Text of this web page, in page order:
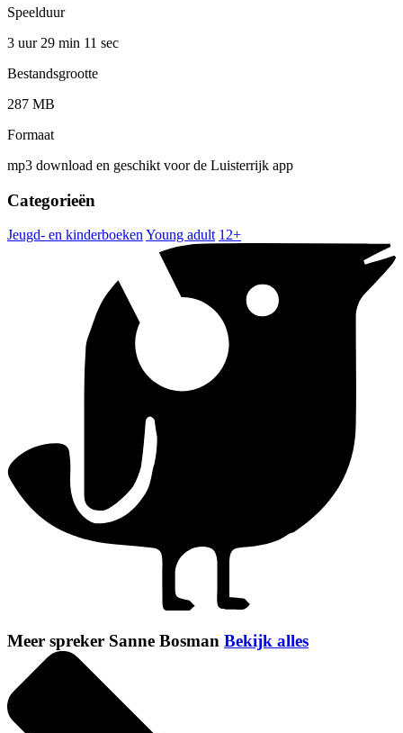
Speelduur
3 uur 29 min 11 sec
Bestandsgrootte
287 MB
Formaat
mp3 download en geschikt voor de Luisterrijk app
Categorieën
Jeugd- en kinderboeken Young adult 12+
Meer spreker Sanne Bosman Bekijk alles